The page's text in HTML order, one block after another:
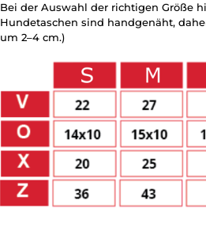
Bei der Auswahl der richtigen Größe
Hundetaschen sind handgenäht,
um 2–4 cm.)